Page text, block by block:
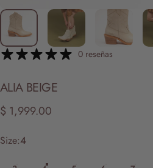
0 reseñas
ALIA BEIGE
$ 1,999.00
Size
Size:4